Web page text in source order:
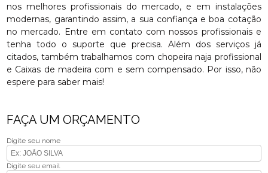
nos melhores profissionais do mercado, e em instalações
modernas, garantindo assim, a sua confiança e boa cotação
no mercado. Entre em contato com nossos profissionais e
tenha todo o suporte que precisa. Além dos serviços já
citados, também trabalhamos com chopeira naja profissional
e Caixas de madeira com e sem compensado. Por isso, não
espere para saber mais!
FAÇA UM ORÇAMENTO
Digite seu nome
Digite seu email